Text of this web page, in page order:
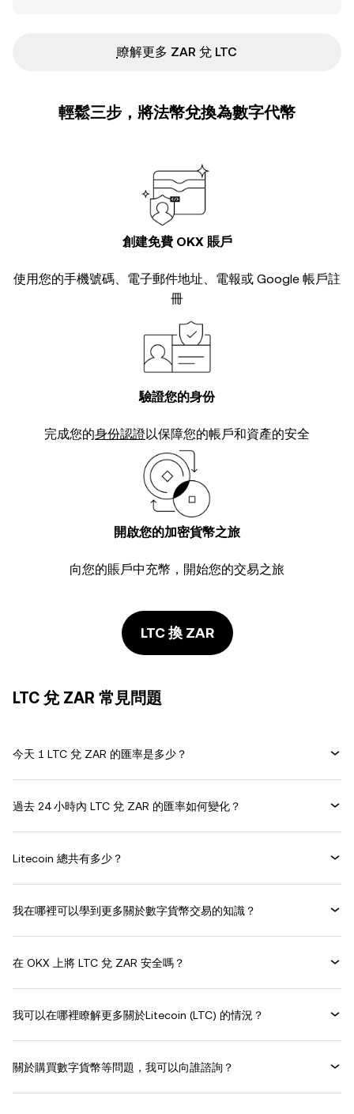
ִִִִִִִִִִִִִִִִִִִִִִִִִִִִִִִִִִִִִִִִִִִִִִִ瞭解更多 ZAR 兌 LTC
輕鬆三步，將法幣兌換為數字代幣
創建免費 OKX 賬戶
使用您的手機號碼、電子郵件地址、電報或 Google 帳戶註
冊
驗證您的身份
完成您的身份認證以保障您的帳戶和資產的安全
開啟您的加密貨幣之旅
向您的賬戶中充幣，開始您的交易之旅
LTC 換 ZAR
LTC 兌 ZAR 常見問題
今天 1 LTC 兌 ZAR 的匯率是多少？
過去 24 小時內 LTC 兌 ZAR 的匯率如何變化？
Litecoin 總共有多少？
我在哪裡可以學到更多關於數字貨幣交易的知識？
在 OKX 上將 LTC 兌 ZAR 安全嗎？
我可以在哪裡瞭解更多關於Litecoin (LTC) 的情況？
關於購買數字貨幣等問題，我可以向誰諮詢？